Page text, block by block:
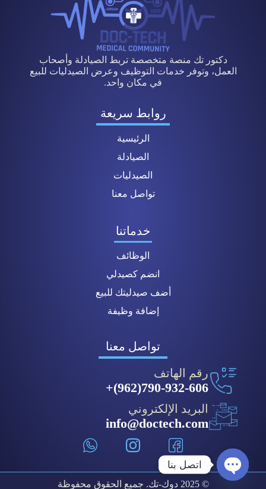
دكتور تك منصة متخصصة تربط الصيادلة وأصحاب
العمل، وتوفر خدمات التوظيف وعرض الصيدليات للبيع
في مكان واحد.
روابط سريعة
الرئيسية
الصيادلة
الصيدليات
تواصل معنا
خدماتنا
الوظائف
انضم كصيدلي
أضف صيدليتك للبيع
إضافة وظيفة
تواصل معنا
رقم الهاتف
790-932-606(962)+
البريد الإلكتروني
info@doctech.com
© 2025 دوك-تك. جميع الحقوق محفوظة
اتصل بنا
Open chaty